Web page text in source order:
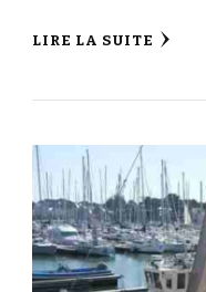
LIRE LA SUITE